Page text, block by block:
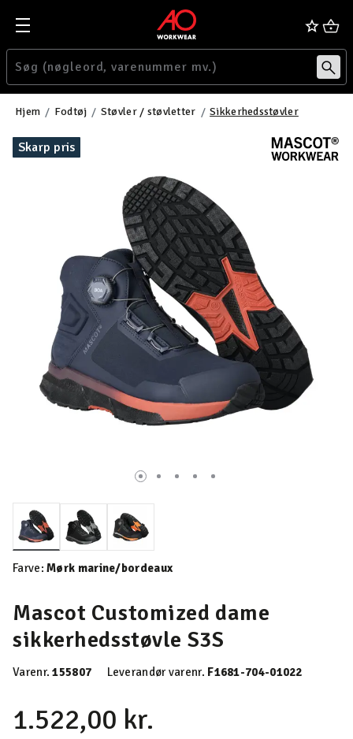
Hjem Fodtøj Støvler / støvletter Sikkerhedsstøvler
Skarp pris
Mascot Customized dame
sikkerhedsstøvle S3S
Varenr.155807 Leverandør varenr. F1681-704-01022
1.522,00 kr.
valgte
Farve:Mørk marine/bordeaux